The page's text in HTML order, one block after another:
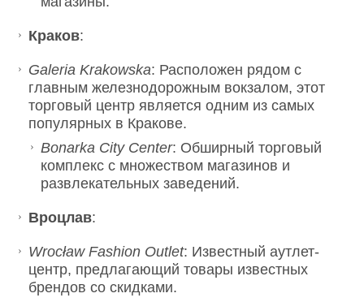
Краков:
Galeria Krakowska: Расположен рядом с
главным железнодорожным вокзалом, этот
торговый центр является одним из самых
популярных в Кракове.
Bonarka City Center: Обширный торговый
комплекс с множеством магазинов и
развлекательных заведений.
Вроцлав:
Wrocław Fashion Outlet: Известный аутлет-
центр, предлагающий товары известных
брендов со скидками.